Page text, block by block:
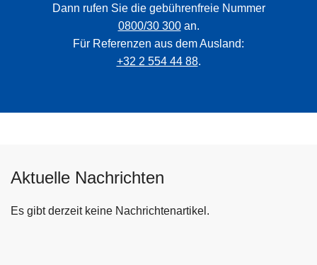
Dann rufen Sie die gebührenfreie Nummer
0800/30 300an.
Für Referenzen aus dem Ausland:
+32 2 554 44 88.
Aktuelle Nachrichten
Es gibt derzeit keine Nachrichtenartikel.